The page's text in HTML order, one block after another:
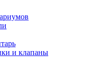
и клапаны